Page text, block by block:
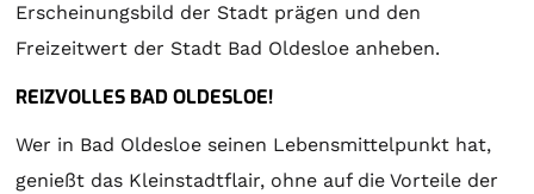
Erscheinungsbild der Stadt prägen und den
Freizeitwert der Stadt Bad Oldesloe anheben.
REIZVOLLES BAD OLDESLOE!
Wer in Bad Oldesloe seinen Lebensmittelpunkt hat,
genießt das Kleinstadtflair, ohne auf die Vorteile der